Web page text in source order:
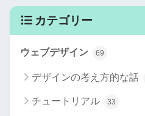
カテゴリー
ウェブデザイン 69
デザインの考え方的な話
チュートリアル 33